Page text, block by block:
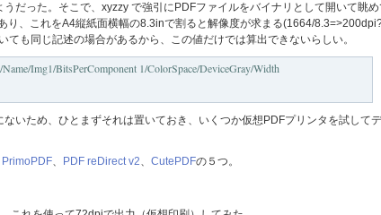
だった。そこで、xyzzy で強引にPDFファイルをバイナリとして開いて眺
り、これをA4縦紙面横幅の8.3inで割ると解像度が求まる(1664/
も同じ記述の場合があるから、この値だけでは算出できないらしい。
Img1/BitsPerComponent 1/ColorSpace/DeviceGray/Width
いため、ひとまずそれは置いておき、いくつか仮想PDFプリンタを試してデ
PrimoPDF、 PDF reDirect v2、 CutePDFの５つ。